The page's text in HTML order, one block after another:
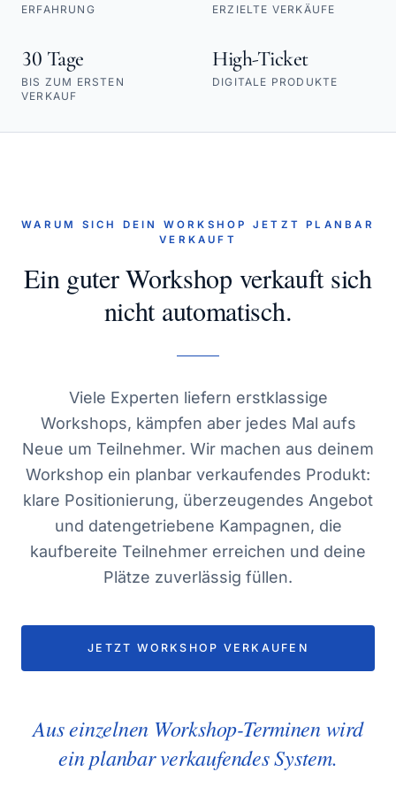
ERFAHRUNG ERZIELTE VERKÄUFE
30 Tage
BIS ZUM ERSTEN
VERKAUF
High-Ticket
DIGITALE PRODUKTE
WARUM SICH DEIN WORKSHOP JETZT PLANBAR
VERKAUFT
Ein guter Workshop verkauft sich
nicht automatisch.
Viele Experten liefern erstklassige
Workshops, kämpfen aber jedes Mal aufs
Neue um Teilnehmer. Wir machen aus deinem
Workshop ein planbar verkaufendes Produkt:
klare Positionierung, überzeugendes Angebot
und datengetriebene Kampagnen, die
kaufbereite Teilnehmer erreichen und deine
Plätze zuverlässig füllen.
JETZT WORKSHOP VERKAUFEN
Aus einzelnen Workshop-Terminen wird
ein planbar verkaufendes System.